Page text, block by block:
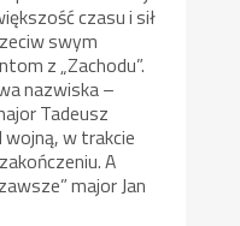
czasu i sił
swym
z „Zachodu”.
nazwiska –
Tadeusz
wojną, w trakcie
A
major Jan